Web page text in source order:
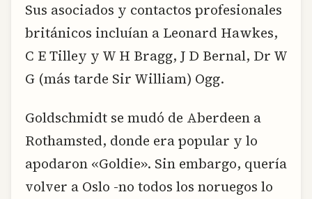
Sus asociados y contactos profesionales
británicos incluían a Leonard Hawkes,
C E Tilley y W H Bragg, J D Bernal, Dr W
G (más tarde Sir William) Ogg.
Goldschmidt se mudó de Aberdeen a
Rothamsted, donde era popular y lo
apodaron «Goldie». Sin embargo, quería
volver a Oslo -no todos los noruegos lo